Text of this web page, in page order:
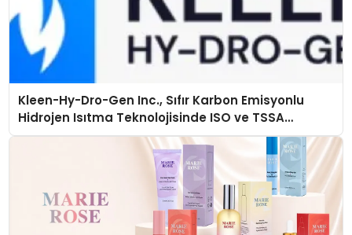
Kleen-Hy-Dro-Gen Inc., Sıfır Karbon Emisyonlu
Hidrojen Isıtma Teknolojisinde ISO ve TSSA
Düzenleyici Onaylarını Aldı